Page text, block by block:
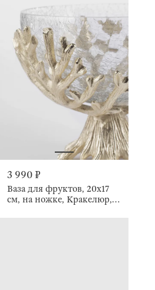
3 990 ₽
Ваза для фруктов, 20х17
см, на ножке, Кракелюр,